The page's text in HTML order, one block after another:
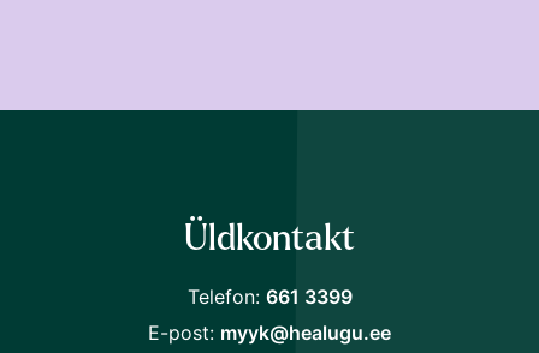
tingimustega
Üldkontakt
Telefon: 661 3399
E-post: myyk@healugu.ee